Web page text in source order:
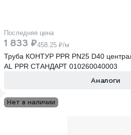
Последняя цена
1 833 ₽458.25 ₽/м
Труба КОНТУР PPR PN25 D40
AL PPR СТАНДАРТ 010260040003
Аналоги
Нет в наличии